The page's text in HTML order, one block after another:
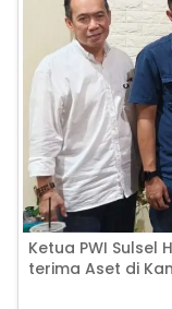
Ketua PWI Sulsel
terima Aset di